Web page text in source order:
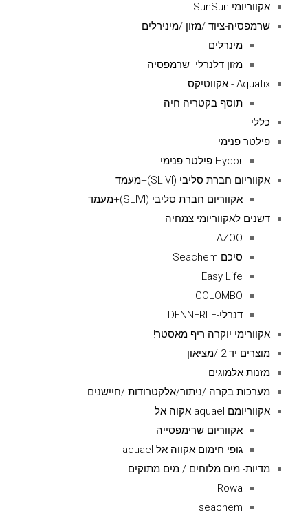
אקווריומי SunSun
שרמפסיה-ציוד /מזון /מינירלים
מינרלים
מזון דלנרלי -שרמפסיה
Aquatix - אקווטיקס
תוסף בקטריה חיה
כללי
פילטר פנימי
Hydor פילטר פנימי
אקווריום חברת סליבי (SLIVIׂׂ)+מעמד
אקווריום חברת סליבי (SLIVIׂׂ)+מעמד
דשנים-לאקווריומי צמחיה
AZOO
סיכם Seachem
Easy Life
COLOMBO
דנרלי-DENNERLE
אקוורימי יוקרה ריף מאסטר!
מוצרים יד 2 /מציאון
מזנות אלמוגים
מערכות בקרה /ניתור/אלקטרודות /חיישנים
אקווריומם aquael אקוה אל
אקווריום שרימפסייה
גופי חימום אקווה אל aquael
מדיות- מים מלוחים / מים מתוקים
Rowa
seachem